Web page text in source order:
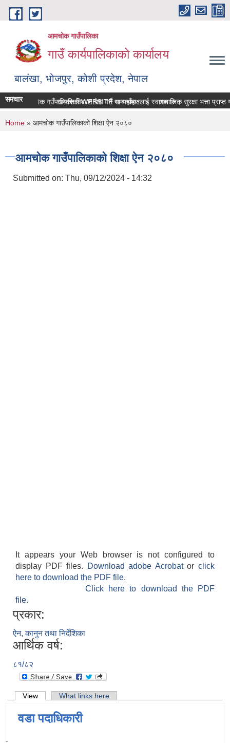
Skip to main content
आमचोक गाउँपालिका
गाउँ कार्यपालिकाको कार्यालय
बालंखा, भोजपुर, कोशी प्रदेश, नेपाल
आमचोक गउँपालिकाको WEBSITE मा यहाँहरुलाई स्वागत छ ।
समचार सम्पत्ति विवरण पेश गर्ने सम्बन्धमा। सामाजिक सुरक्षा भत्ता प्राप्‍त
You are here
Home » आमचोक गाउँपालिकाको शिक्षा ऐन २०८०
आमचोक गाउँपालिकाको शिक्षा ऐन २०८०
Submitted on: Thu, 09/12/2024 - 14:32
It appears your Web browser is not configured to
display PDF files.
Download adobe Acrobatorclick
here to download the PDF file.
Click here to download the PDF
file.
प्रकार:
ऐन, कानुन तथा निर्देशिका
आर्थिक वर्ष:
८१/८२
Primary tabs
View (active tab)What links here
वडा पदाधिकारी
-